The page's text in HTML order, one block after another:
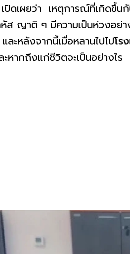
ดเผยว่า เหตุการณ์ที่เกิดขึ้น
ส ญาติ ๆ มีความเป็นห่วงอย่าง
ะหลังจากนี้เมื่อหลานไปไปโร
หากถึงแก่ชีวิตจะเป็นอย่างไร